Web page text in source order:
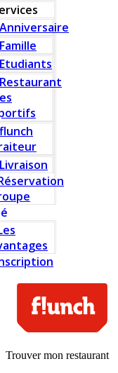
Anniversaire
Famille
Etudiants
Restaurant
flunch
Livraison
Trouver mon restaurant